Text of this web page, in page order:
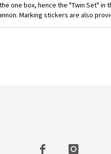
one box, hence the "Twin Set"
Marking stickers are also